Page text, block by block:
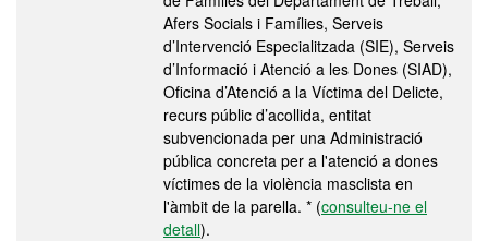
Afers Socials i Famílies, Serveis
d’Intervenció Especialitzada (SIE), Serveis
d’Informació i Atenció a les Dones (SIAD),
Oficina d’Atenció a la Víctima del Delicte,
recurs públic d’acollida, entitat
subvencionada per una Administració
pública concreta per a l'atenció a dones
víctimes de la violència masclista en
l'àmbit de la parella. * (consulteu-ne el
detall).